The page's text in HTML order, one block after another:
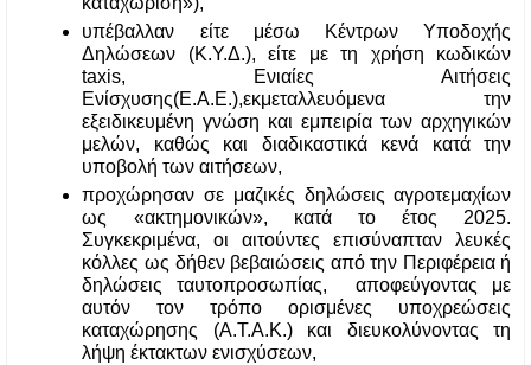
υπέβαλλαν είτε μέσω Κέντρων Υποδοχής
Δηλώσεων (Κ.Υ.Δ.), είτε με τη χρήση κωδικών
taxis, Ενιαίες Αιτήσεις
Ενίσχυσης(Ε.Α.Ε.),εκμεταλλευόμενα την
εξειδικευμένη γνώση και εμπειρία των αρχηγικών
μελών, καθώς και διαδικαστικά κενά κατά την
υποβολή των αιτήσεων,
προχώρησαν σε μαζικές δηλώσεις αγροτεμαχίων
ως «ακτημονικών», κατά το έτος 2025.
Συγκεκριμένα, οι αιτούντες επισύναπταν λευκές
κόλλες ως δήθεν βεβαιώσεις από την Περιφέρεια ή
δηλώσεις ταυτοπροσωπίας,  αποφεύγοντας με
αυτόν τον τρόπο ορισμένες υποχρεώσεις
καταχώρησης (Α.Τ.Α.Κ.) και διευκολύνοντας τη
λήψη έκτακτων ενισχύσεων,